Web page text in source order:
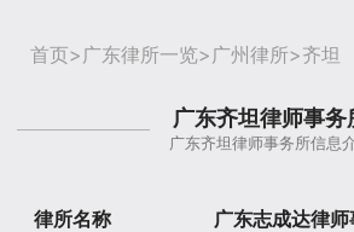
首页> 广东律所一览> 广州律所>齐坦
广东齐坦律师事务
广东齐坦律师事务所信息
律所名称
广东志成达律